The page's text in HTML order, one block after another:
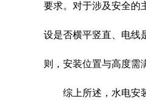
要求。对于涉及安全的
设是否横平竖直、电线
则，安装位置与高度需
综上所述，水电安装